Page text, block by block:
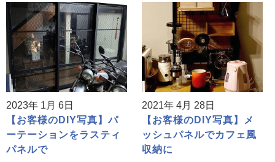
2023年 1月 6日
【お客様のDIY写真】パ
ーテーションをラスティ
パネルで
2021年 4月 28日
【お客様のDIY写真】メ
ッシュパネルでカフェ風
収納に